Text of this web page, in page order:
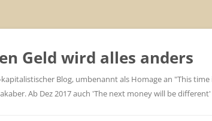
Geld wird alles anders
Blog, umbenannt als Homage an "This
Ab Dez 2017 auch 'The next money will be